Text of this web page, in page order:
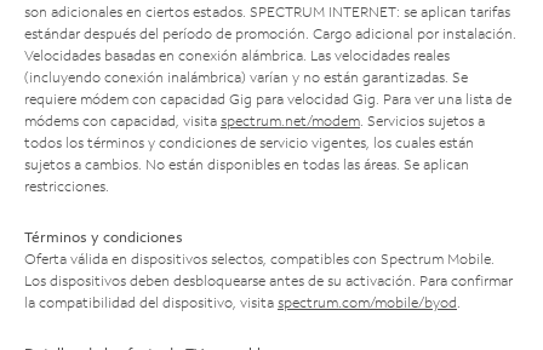
son adicionales en ciertos estados. SPECTRUM INTERNET: se aplican tarifas
estándar después del período de promoción. Cargo adicional por instalación.
Velocidades basadas en conexión alámbrica. Las velocidades reales
(incluyendo conexión inalámbrica) varían y no están garantizadas. Se
requiere módem con capacidad Gig para velocidad Gig. Para ver una lista de
módems con capacidad, visita spectrum.net/modem . Servicios sujetos a
todos los términos y condiciones de servicio vigentes, los cuales están
sujetos a cambios. No están disponibles en todas las áreas. Se aplican
restricciones.
Términos y condiciones
Oferta válida en dispositivos selectos, compatibles con Spectrum Mobile.
Los dispositivos deben desbloquearse antes de su activación. Para confirmar
la compatibilidad del dispositivo, visita spectrum.com/mobile/byod